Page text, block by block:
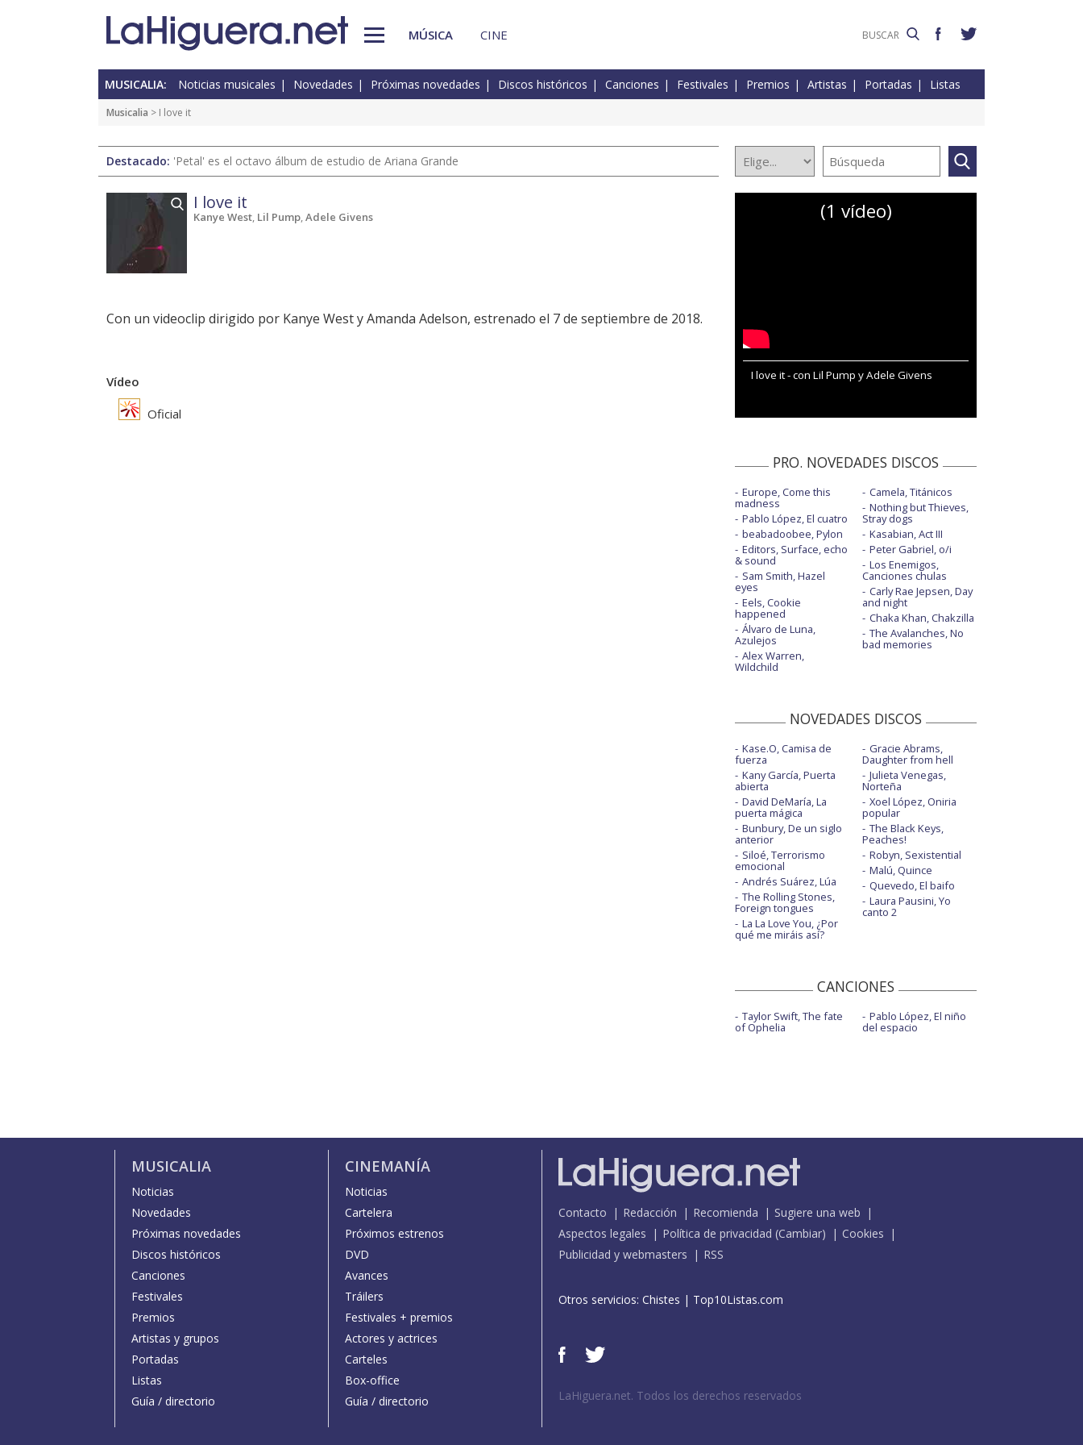
MÚSICA CINE
MUSICALIA: Noticias musicales Novedades Próximas novedades Discos históricos Canciones Festivales Premios Artistas Portadas Listas
Musicalia > I love it
Destacado: 'Petal' es el octavo álbum de estudio de Ariana Grande
I love it
Kanye West, Lil Pump,Adele Givens
Con un videoclip dirigido por Kanye West y Amanda Adelson, estrenado el 7 de septiembre de 2018.
Vídeo
Oficial
(1 vídeo)
I love it - con Lil Pump y Adele Givens
PRO. NOVEDADES DISCOS
Europe, Come this
madness
Pablo López, El cuatro
beabadoobee, Pylon
Editors, Surface, echo
& sound
Sam Smith, Hazel
eyes
Eels, Cookie
happened
Álvaro de Luna,
Azulejos
Alex Warren,
Wildchild
Camela, Titánicos
Nothing but Thieves,
Stray dogs
Kasabian, Act III
Peter Gabriel, o/i
Los Enemigos,
Canciones chulas
Carly Rae Jepsen, Day
and night
Chaka Khan, Chakzilla
The Avalanches, No
bad memories
NOVEDADES DISCOS
Kase.O, Camisa de
fuerza
Kany García, Puerta
abierta
David DeMaría, La
puerta mágica
Bunbury, De un siglo
anterior
Siloé, Terrorismo
emocional
Andrés Suárez, Lúa
The Rolling Stones,
Foreign tongues
La La Love You, ¿Por
qué me miráis así?
Gracie Abrams,
Daughter from hell
Julieta Venegas,
Norteña
Xoel López, Oniria
popular
The Black Keys,
Peaches!
Robyn, Sexistential
Malú, Quince
Quevedo, El baifo
Laura Pausini, Yo
canto 2
CANCIONES
Taylor Swift, The fate
of Ophelia
Pablo López, El niño
del espacio
MUSICALIA
Noticias
Novedades
Próximas novedades
Discos históricos
Canciones
Festivales
Premios
Artistas y grupos
Portadas
Listas
Guía / directorio
CINEMANÍA
Noticias
Cartelera
Próximos estrenos
DVD
Avances
Tráilers
Festivales + premios
Actores y actrices
Carteles
Box-office
Guía / directorio
Contacto Redacción Recomienda
Sugiere una web
Aspectos legales
Política de privacidad (Cambiar)
Cookies
Publicidad y webmasters
RSS
Otros servicios: Chistes | Top10Listas.com
LaHiguera.net. Todos los derechos reservados